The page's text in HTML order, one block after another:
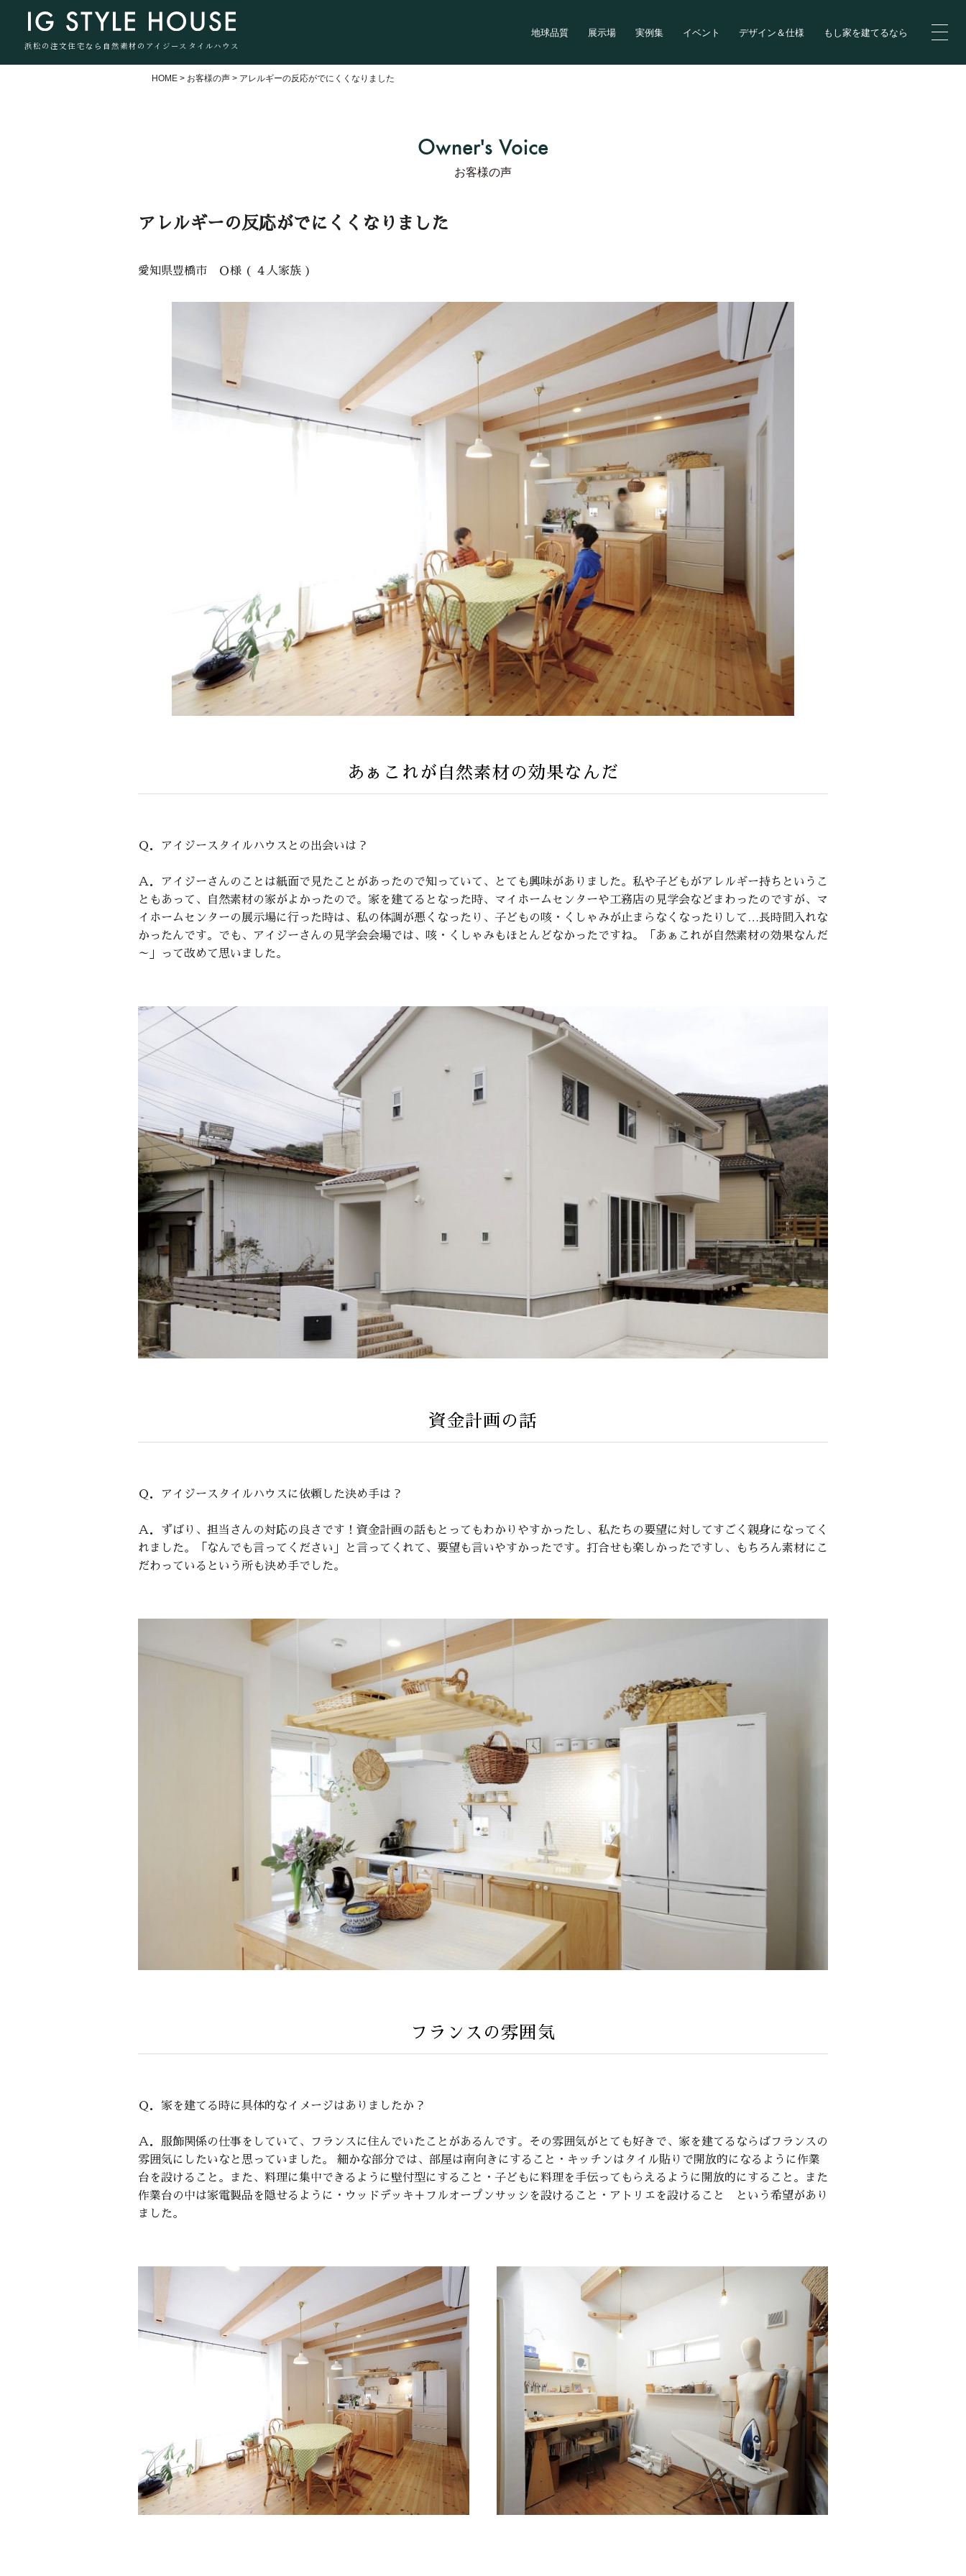
浜松の注文住宅なら自然素材のアイジースタイルハウス
地球品質 展示場 実例集 イベント デザイン＆仕様 もし家を建てるなら
HOME > お客様の声 > アレルギーの反応がでにくくなりました
Owner's Voice
お客様の声
アレルギーの反応がでにくくなりました
愛知県豊橋市 Ｏ様 ( ４人家族 )
あぁこれが自然素材の効果なんだ
Ｑ．アイジースタイルハウスとの出会いは？
Ａ．アイジーさんのことは紙面で見たことがあったので知っていて、とても興味がありました。私や子どもがアレルギー持ちというこ
ともあって、自然素材の家がよかったので。家を建てるとなった時、マイホームセンターや工務店の見学会などまわったのですが、マ
イホームセンターの展示場に行った時は、私の体調が悪くなったり、子どもの咳・くしゃみが止まらなくなったりして…長時間入れな
かったんです。でも、アイジーさんの見学会会場では、咳・くしゃみもほとんどなかったですね。「あぁこれが自然素材の効果なんだ
～」って改めて思いました。
資金計画の話
Ｑ．アイジースタイルハウスに依頼した決め手は？
Ａ．ずばり、担当さんの対応の良さです！資金計画の話もとってもわかりやすかったし、私たちの要望に対してすごく親身になってく
れました。「なんでも言ってください」と言ってくれて、要望も言いやすかったです。打合せも楽しかったですし、もちろん素材にこ
だわっているという所も決め手でした。
フランスの雰囲気
Ｑ．家を建てる時に具体的なイメージはありましたか？
Ａ．服飾関係の仕事をしていて、フランスに住んでいたことがあるんです。その雰囲気がとても好きで、家を建てるならばフランスの
雰囲気にしたいなと思っていました。 細かな部分では、部屋は南向きにすること・キッチンはタイル貼りで開放的になるように作業
台を設けること。また、料理に集中できるように壁付型にすること・子どもに料理を手伝ってもらえるように開放的にすること。また
作業台の中は家電製品を隠せるように・ウッドデッキ＋フルオープンサッシを設けること・アトリエを設けること という希望があり
ました。